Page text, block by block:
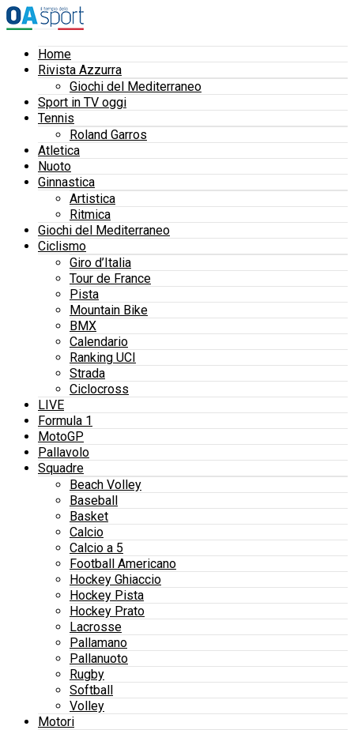
Home
Rivista Azzurra
Giochi del Mediterraneo
Sport in TV oggi
Tennis
Roland Garros
Atletica
Nuoto
Ginnastica
Artistica
Ritmica
Giochi del Mediterraneo
Ciclismo
Giro d’Italia
Tour de France
Pista
Mountain Bike
BMX
Calendario
Ranking UCI
Strada
Ciclocross
LIVE
Formula 1
MotoGP
Pallavolo
Squadre
Beach Volley
Baseball
Basket
Calcio
Calcio a 5
Football Americano
Hockey Ghiaccio
Hockey Pista
Hockey Prato
Lacrosse
Pallamano
Pallanuoto
Rugby
Softball
Volley
Motori